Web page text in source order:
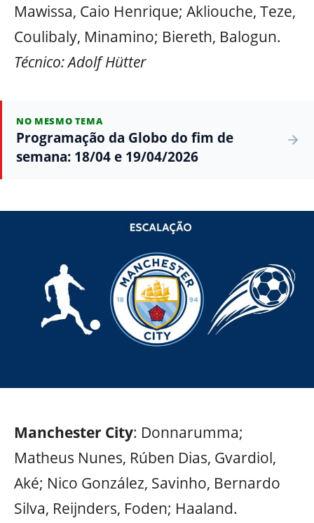
Mawissa, Caio Henrique; Akliouche, Teze,
Coulibaly, Minamino; Biereth, Balogun.
Técnico: Adolf Hütter
NO MESMO TEMA
Programação da Globo do fim de
semana: 18/04 e 19/04/2026
Manchester City: Donnarumma;
Matheus Nunes, Rúben Dias, Gvardiol,
Aké; Nico González, Savinho, Bernardo
Silva, Reijnders, Foden; Haaland.